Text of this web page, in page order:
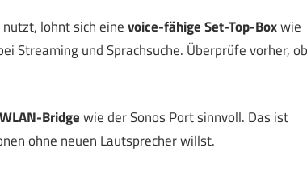
lohnt sich einevoice-fähige Set-Top-Boxwie
Streaming und Sprachsuche. Überprüfe vorher, ob
WLAN-Bridgewie der Sonos Port sinnvoll. Das ist
ohne neuen Lautsprecher willst.